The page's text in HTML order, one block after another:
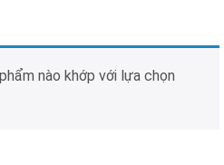
nào khớp với lựa chọn